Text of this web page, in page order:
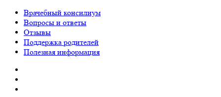
Врачебный консилиум
Вопросы и ответы
Отзывы
Поддержка родителей
Полезная информация